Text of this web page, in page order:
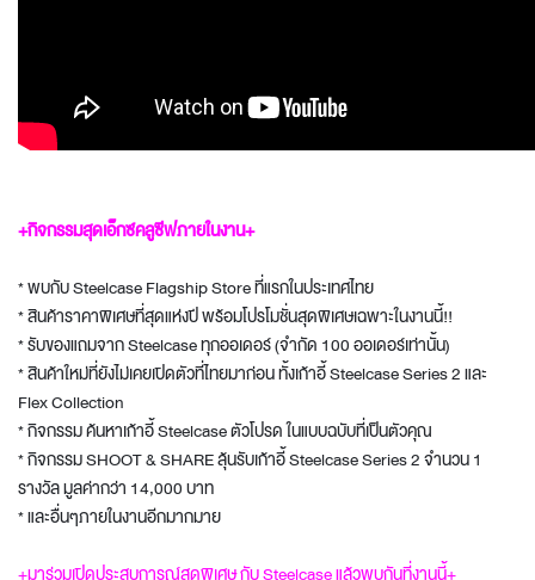
+กิจกรรมสุดเอ็กซ์คลูซีฟภายในงาน+
* พบกับ Steelcase Flagship Store ที่แรกในประเทศไทย
* สินค้าราคาพิเศษที่สุดแห่งปี พร้อมโปรโมชั่นสุดพิเศษเฉพาะในงานนี้!!
* รับของแถมจาก Steelcase ทุกออเดอร์ (จำกัด 100 ออเดอร์เท่านั้น)
* สินค้าใหม่ที่ยังไม่เคยเปิดตัวที่ไทยมาก่อน ทั้งเก้าอี้ Steelcase Series 2 และ
Flex Collection
* กิจกรรม ค้นหาเก้าอี้ Steelcase ตัวโปรด ในแบบฉบับที่เป็นตัวคุณ
* กิจกรรม SHOOT & SHARE ลุ้นรับเก้าอี้ Steelcase Series 2 จำนวน 1
รางวัล มูลค่ากว่า 14,000 บาท
* และอื่นๆภายในงานอีกมากมาย
+มาร่วมเปิดประสบการณ์สุดพิเศษ กับ Steelcase แล้วพบกันที่งานนี้+